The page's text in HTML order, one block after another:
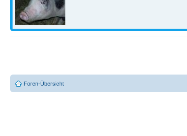
Foren-Übersicht